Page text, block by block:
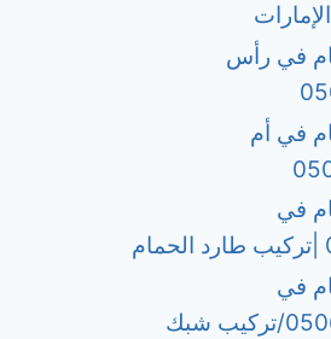
في رأس
في أم
في
في
الشارقة/0506025079/تركيب شبك